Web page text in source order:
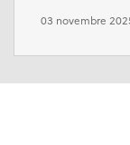
en 2021 dans
03 novembre